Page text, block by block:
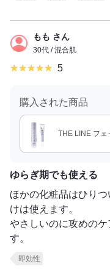
もも さん
30代 / 混合肌
5
購入された商品
THE LINE フェ
ゆらぎ期でも使える
ほかの化粧品はひり
けは使えます。
やさしいのに攻めの
す。
即効性